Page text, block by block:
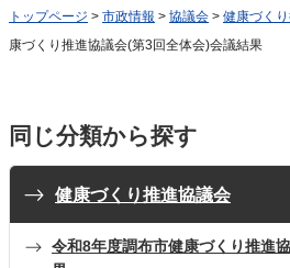
トップページ > 市政情報 > 協議会 > 健康づく
康づくり推進協議会(第3回全体会)会議結果
同じ分類から探す
健康づくり推進協議会
令和8年度調布市健康づくり推進